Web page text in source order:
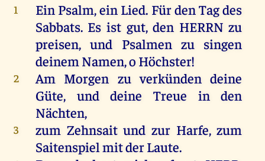
1 Ein Psalm,ein Lied. FürdenTagdes
Sabbats. Es ist gut,den HERRN zu
preisen,und Psalmen zu singen
deinem Namen,o Höchster!
2 Am Morgen zuverkündendeine
Güte, und deine Treue in
den
Nächten,
3 zum Zehnsaitund zur Harfe,zum
SaitenspielmitderLaute.